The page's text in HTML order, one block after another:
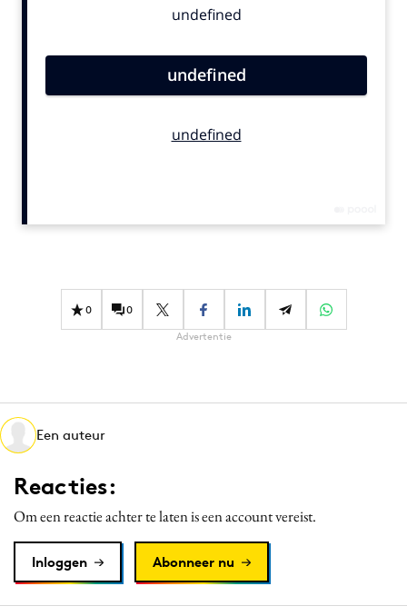
Contentmarketing
Effectiviteit
Gedragsverandering
Martech
Media
Merkstrategie
PR
Programmatic
Reputatie & crisis
0 0
Advertentie
Een auteur
Reacties:
Om een reactie achter te laten is een account vereist.
Inloggen Abonneer nu